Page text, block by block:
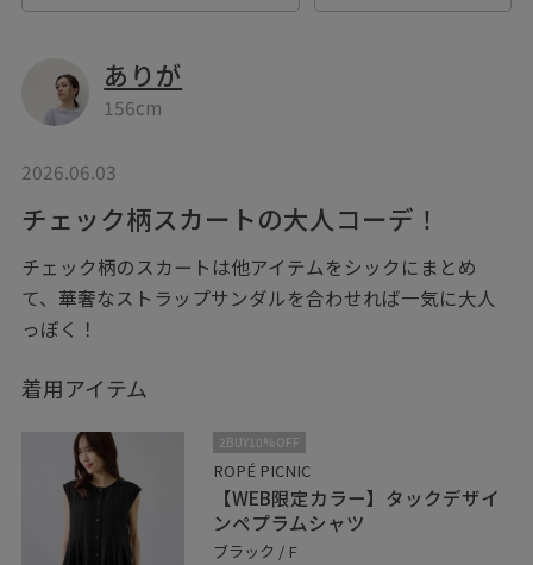
ありが
156cm
2026.06.03
チェック柄スカートの大人コーデ！
チェック柄のスカートは他アイテムをシックにまとめ
て、華奢なストラップサンダルを合わせれば一気に大人
っぽく！
着用アイテム
2BUY10%OFF
ROPÉ PICNIC
【WEB限定カラー】タックデザイ
ンペプラムシャツ
ブラック / F